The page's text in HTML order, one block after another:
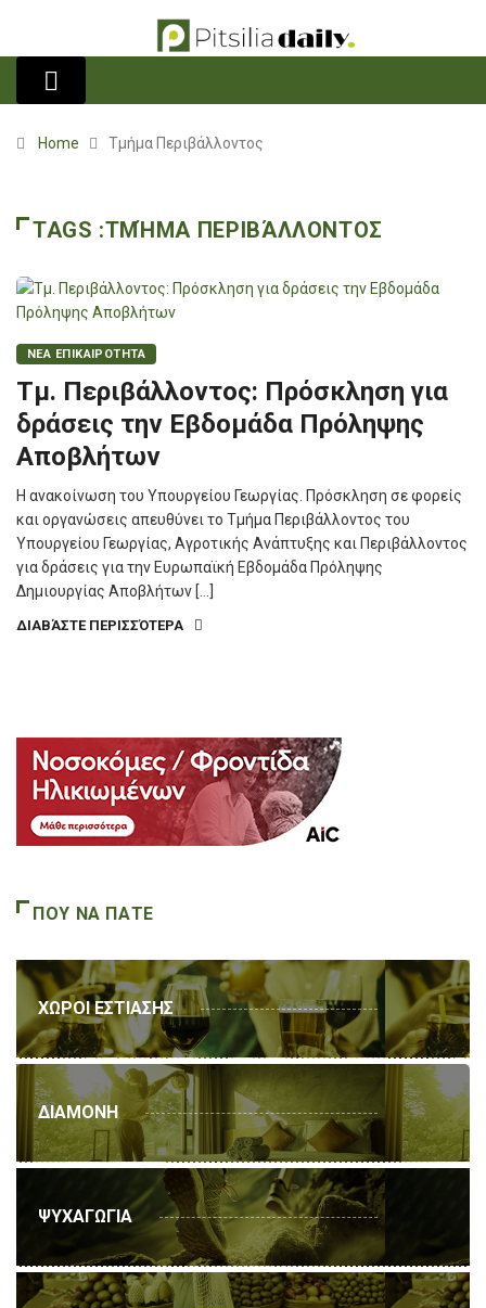
Home Τμήμα Περιβάλλοντος
TAGS :ΤΜΉΜΑ ΠΕΡΙΒΆΛΛΟΝΤΟΣ
ΝΕΑ ΕΠΙΚΑΙΡΟΤΗΤΑ
Τμ. Περιβάλλοντος: Πρόσκληση για
δράσεις την Εβδομάδα Πρόληψης
Αποβλήτων
Η ανακοίνωση του Υπουργείου Γεωργίας. Πρόσκληση σε φορείς
και οργανώσεις απευθύνει το Τμήμα Περιβάλλοντος του
Υπουργείου Γεωργίας, Αγροτικής Ανάπτυξης και Περιβάλλοντος
για δράσεις για την Ευρωπαϊκή Εβδομάδα Πρόληψης
Δημιουργίας Αποβλήτων […]
ΔΙΑΒΆΣΤΕ ΠΕΡΙΣΣΌΤΕΡΑ
ΠΟΥ ΝΑ ΠΑΤΕ
ΧΩΡΟΙ ΕΣΤΙΑΣΗΣ
ΔΙΑΜΟΝΗ
ΨΥΧΑΓΩΓΙΑ